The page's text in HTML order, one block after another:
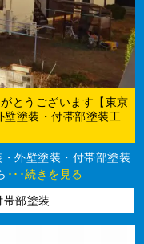
とうございます【東京
塗装・付帯部塗装工
外壁塗装・付帯部塗装
･･･続きを見る
部塗装